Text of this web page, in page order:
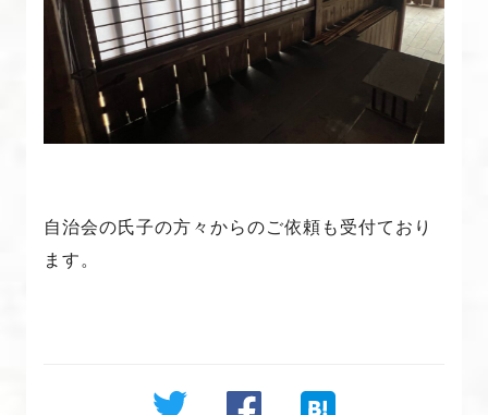
自治会の氏子の方々からのご依頼も受付ており
ます。